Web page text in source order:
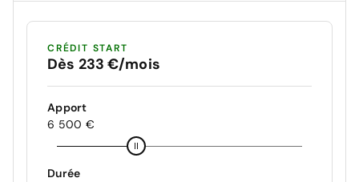
CRÉDIT START
Dès 233 €/mois
Apport
6 500 €
Durée